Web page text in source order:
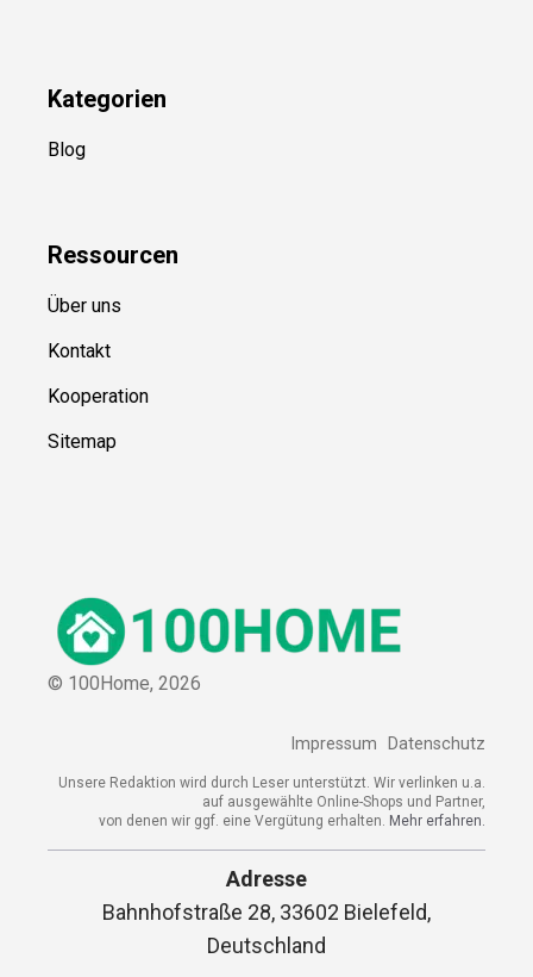
Kategorien
Blog
Ressourcen
Über uns
Kontakt
Kooperation
Sitemap
© 100Home, 2026
Impressum Datenschutz
Unsere Redaktion wird durch Leser unterstützt. Wir verlinken u.a.
auf ausgewählte Online-Shops und Partner,
von denen wir ggf. eine Vergütung erhalten. Mehr erfahren.
Adresse
Bahnhofstraße 28, 33602 Bielefeld,
Deutschland